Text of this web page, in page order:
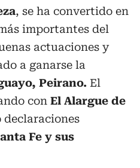
, se ha convertido en
importantes del
actuaciones y
a ganarse la
Peirano. El
con El Alargue de
declaraciones
Fe y sus